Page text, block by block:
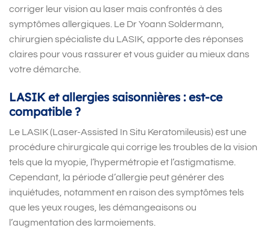
corriger leur vision au laser mais confrontés à des
symptômes allergiques. Le Dr Yoann Soldermann,
chirurgien spécialiste du LASIK, apporte des réponses
claires pour vous rassurer et vous guider au mieux dans
votre démarche.
LASIK et allergies saisonnières : est-ce
compatible ?
Le LASIK (Laser-Assisted In Situ Keratomileusis) est une
procédure chirurgicale qui corrige les troubles de la vision
tels que la myopie, l ’hypermétropie et l ’astigmatisme.
Cependant, la période d’allergie peut générer des
inquiétudes, notamment en raison des symptômes tels
que les yeux rouges, les démangeaisons ou
l’augmentation des larmoiements.